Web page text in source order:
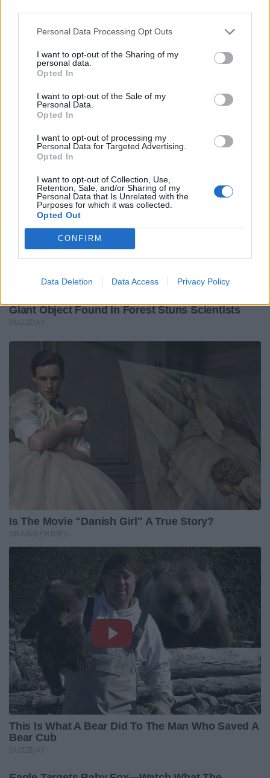
Personal Data Processing Opt Outs
I want to opt-out of the Sharing of my
personal data.
Opted In
I want to opt-out of the Sale of my
Personal Data.
Opted In
I want to opt-out of processing my
Personal Data for Targeted Advertising.
Opted In
I want to opt-out of Collection, Use,
Retention, Sale, and/or Sharing of my
Personal Data that Is Unrelated with the
Purposes for which it was collected.
Opted Out
CONFIRM
Data Deletion Data Access Privacy Policy
Rugby Rovigo Delta è in programma domenica
28 maggio alle ore 21.15 allo Stadio Lanfranchi
(diretta in simulcast in chiaro su RAI2 ed in
streaming su Eleven Sports).